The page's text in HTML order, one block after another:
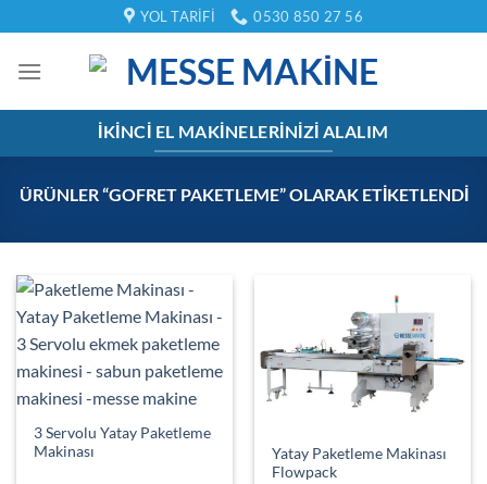
atla
YOL TARIFI 0530 850 27 56
İKINCI EL MAKINELERINIZI ALALIM
ÜRÜNLER “GOFRET PAKETLEME” OLARAK ETIKETLENDI
3 Servolu Yatay Paketleme
Makinası
Yatay Paketleme Makinası
Flowpack